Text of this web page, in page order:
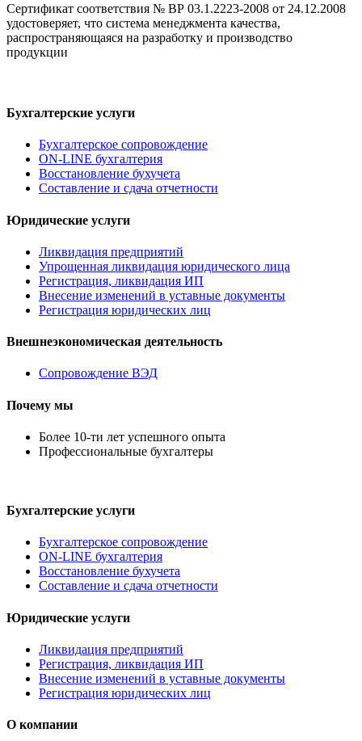
Сертификат соответствия № ВР 03.1.2223-2008 от 24.12.2008
удостоверяет, что система менеджмента качества,
распространяющаяся на разработку и производство
продукции
Бухгалтерские услуги
Бухгалтерское сопровождение
ON-LINE бухгалтерия
Восстановление бухучета
Составление и сдача отчетности
Юридические услуги
Ликвидация предприятий
Упрощенная ликвидация юридического лица
Регистрация, ликвидация ИП
Внесение изменений в уставные документы
Регистрация юридических лиц
Внешнеэкономическая деятельность
Сопровождение ВЭД
Почему мы
Более 10-ти лет успешного опыта
Профессиональные бухгалтеры
Бухгалтерские услуги
Бухгалтерское сопровождение
ON-LINE бухгалтерия
Восстановление бухучета
Составление и сдача отчетности
Юридические услуги
Ликвидация предприятий
Регистрация, ликвидация ИП
Внесение изменений в уставные документы
Регистрация юридических лиц
О компании